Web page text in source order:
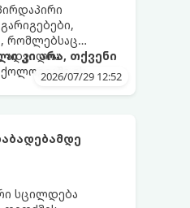
რომლებსაც
ადვილია
ეს
კი არა, თქვენი
2026/07/29 12:52
სცილდება